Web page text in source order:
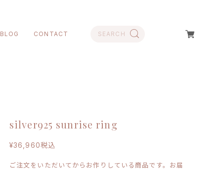
BLOG CONTACT
silver925 sunrise ring
¥36,960税込
ご注文をいただいてからお作りしている商品です。お届